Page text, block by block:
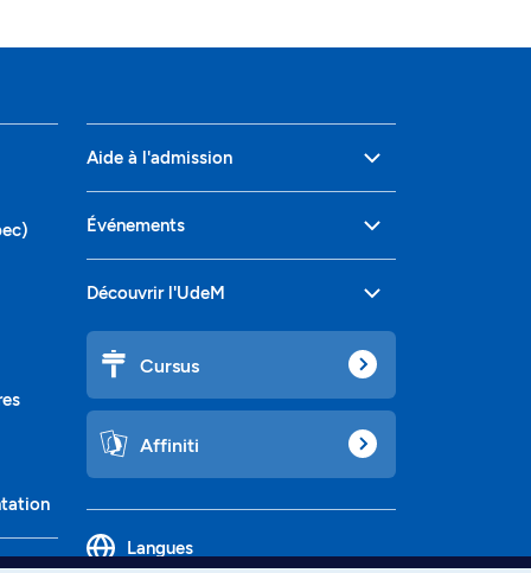
Aide à l'admission
Événements
Découvrir l'UdeM
Cursus
Affiniti
Langues